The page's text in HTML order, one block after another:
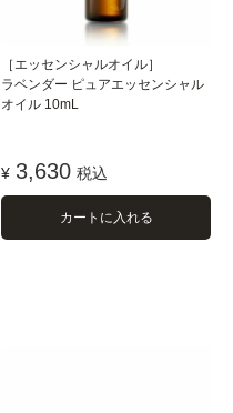
［エッセンシャルオイル］
ラベンダー ピュアエッセンシャル
オイル 10mL
¥ 3,630 税込
カートに入れる